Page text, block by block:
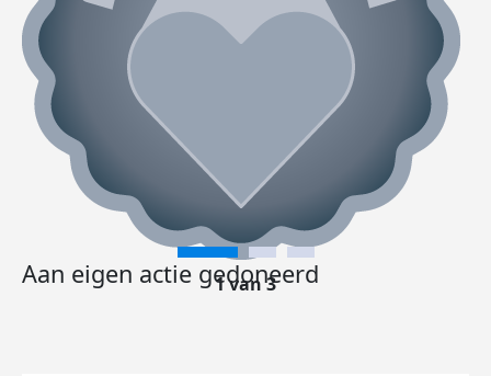
Aan eigen actie gedoneerd
1 van 3